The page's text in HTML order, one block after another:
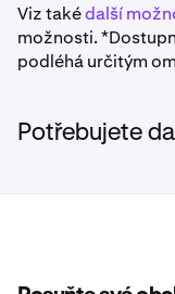
Viz takédalší
možnosti.
podléhá určitým
Potřebujete